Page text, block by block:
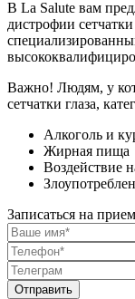
В La Salute вам
дистрофии
Важно! Людям, у
сетчатки глаза,
Алкоголь и
Жирная пища
Воздействие
Записаться на прием
Отправить